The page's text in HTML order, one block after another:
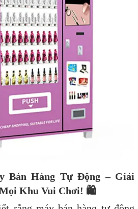
Bán Hàng Tự Động – Giải
Khu Vui Chơi! 🛍